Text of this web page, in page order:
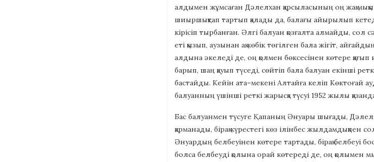
алдымен жұмсаған Дәлелхан қарсыласының оң жақ
шиыршықтап тартып қалады да, балағы айырылып
кірісіп тырбанған. Әлгі балуан қозғалта алмайды,
еті қызып, аузынан ақ көбік төгілген бала жігіт,
алдына әкеледі де, оң қолмен бөксесінен көтере
барып, шаң қауып түседі, сөйтіп бала балуан екінші
бастайды. Кейін ата–мекені Алтайға келіп Көктоғай
балуанның үшінші реткі жарысқа түсуі 1952 жылы
Бас балуанмен түсуге Қапаның Әнуары шығады,
қарманады, бірақ күрестегі көз ілінбес жылдамдықпен
Әнуардың белбеуінен көтере тартады, бірақ белбеуі
болса белбеуді қолына орай көтереді де, оң қолымен